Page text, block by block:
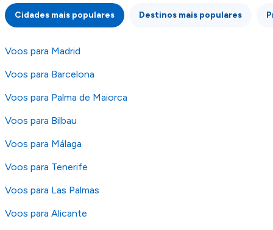
integridade ou pela precisão da informação
publicada, por isso verifique com atenção todas
as condições no website do parceiro antes de
fazer uma reserva. Para mais detalhes verifique
os nossos
Cidades mais populares Destinos mais populares
Voos para Madrid
Voos para Barcelona
Voos para Palma de Maiorca
Voos para Bilbau
Voos para Málaga
Voos para Tenerife
Voos para Las Palmas
Voos para Alicante